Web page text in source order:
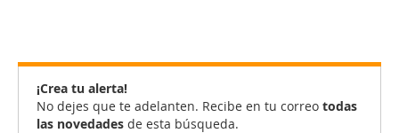
¡Crea tu alerta!
No dejes que te adelanten. Recibe en tu correo todas
las novedades de esta búsqueda.